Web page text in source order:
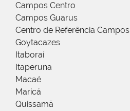
Campos Centro
Campos Guarus
Centro de Referência
Goytacazes
Itaboraí
Itaperuna
Macaé
Maricá
Quissamã